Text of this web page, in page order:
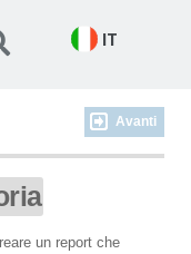
IT
Avanti
un report che